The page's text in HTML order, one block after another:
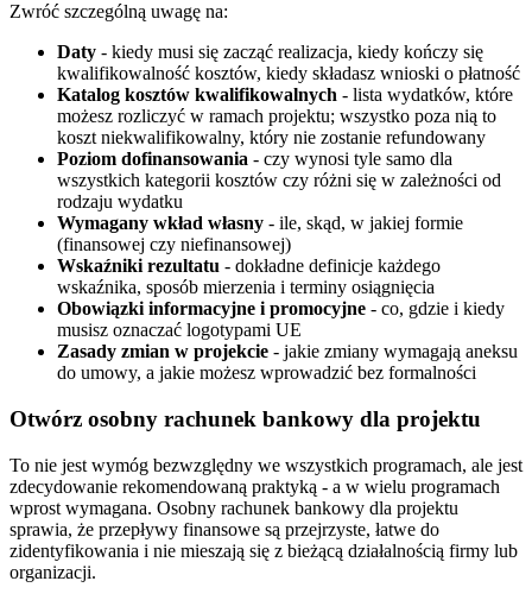
Zwróć szczególną uwagę na:
Daty - kiedy musi się zacząć realizacja, kiedy kończy się
kwalifikowalność kosztów, kiedy składasz wnioski o płatność
Katalog kosztów kwalifikowalnych - lista wydatków, które
możesz rozliczyć w ramach projektu; wszystko poza nią to
koszt niekwalifikowalny, który nie zostanie refundowany
Poziom dofinansowania - czy wynosi tyle samo dla
wszystkich kategorii kosztów czy różni się w zależności od
rodzaju wydatku
Wymagany wkład własny - ile, skąd, w jakiej formie
(finansowej czy niefinansowej)
Wskaźniki rezultatu - dokładne definicje każdego
wskaźnika, sposób mierzenia i terminy osiągnięcia
Obowiązki informacyjne i promocyjne - co, gdzie i kiedy
musisz oznaczać logotypami UE
Zasady zmian w projekcie - jakie zmiany wymagają aneksu
do umowy, a jakie możesz wprowadzić bez formalności
Otwórz osobny rachunek bankowy dla projektu
To nie jest wymóg bezwzględny we wszystkich programach, ale jest
zdecydowanie rekomendowaną praktyką - a w wielu programach
wprost wymagana. Osobny rachunek bankowy dla projektu
sprawia, że przepływy finansowe są przejrzyste, łatwe do
zidentyfikowania i nie mieszają się z bieżącą działalnością firmy lub
organizacji.